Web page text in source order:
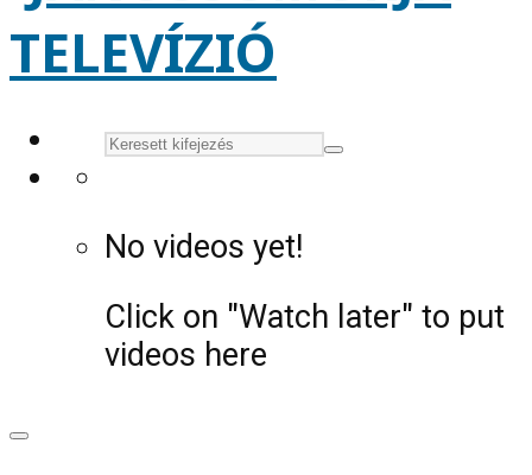
No videos yet!
Click on "Watch later" to put
videos here